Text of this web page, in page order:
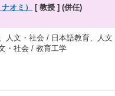
オミ） [ 教授 ] (併任)
人文・社会 / 日本語教育、人文
・社会 / 教育工学